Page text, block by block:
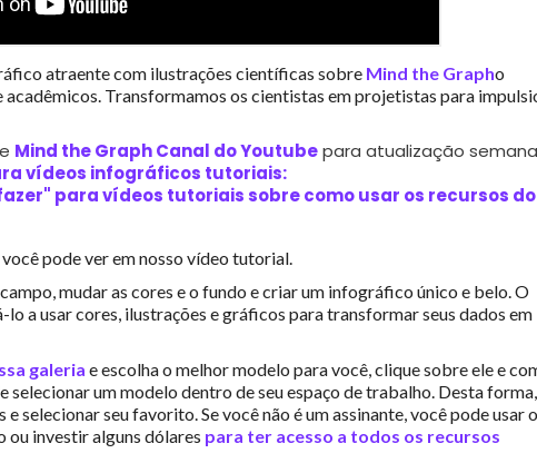
atraente com ilustrações científicas sobre Mind the Grapho
Transformamos os cientistas em projetistas para
Mind the Graph Canal do Youtubepara atualização
vídeos infográficos tutoriais:
para vídeos tutoriais sobre como usar os recursos do
pode ver em nosso vídeo tutorial.
mudar as cores e o fundo e criar um infográfico único e belo. O
a usar cores, ilustrações e gráficos para transformar seus dados em
galeria e escolha o melhor modelo para você, clique sobre ele e
um modelo dentro de seu espaço de trabalho. Desta forma,
selecionar seu favorito. Se você não é um assinante, você pode usar
ou investir alguns dólares para ter acesso a todos os recursos